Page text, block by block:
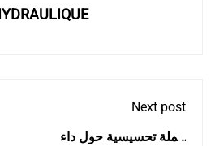
Next post
حملة تحسيسية حول داء